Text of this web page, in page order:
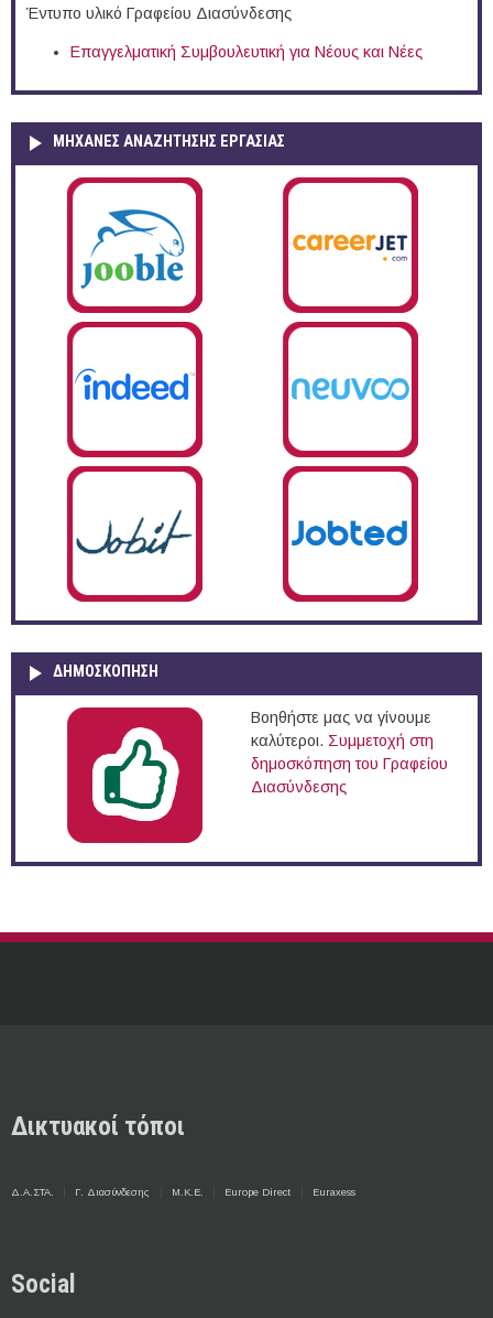
Έντυπο υλικό Γραφείου Διασύνδεσης
Επαγγελματική Συμβουλευτική για Νέους και Νέες
ΜΗΧΑΝΕΣ ΑΝΑΖΗΤΗΣΗΣ ΕΡΓΑΣΙΑΣ
ΔΗΜΟΣΚΌΠΗΣΗ
Βοηθήστε μας να γίνουμε
καλύτεροι. Συμμετοχή στη
δημοσκόπηση του Γραφείου
Διασύνδεσης
Δικτυακοί τόποι
Δ.Α.ΣΤΑ. Γ. Διασύνδεσης Μ.Κ.Ε. Europe Direct Euraxess
Social